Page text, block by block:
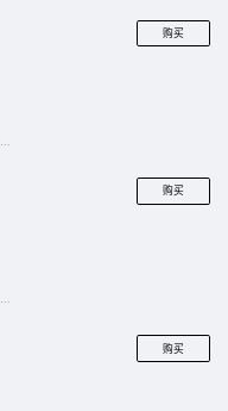
购买
购买
购买